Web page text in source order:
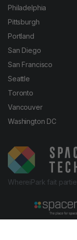
Philadelphia
Pittsburgh
Portland
San Diego
San Francisco
Seattle
Toronto
Vancouver
Washington DC
WhereiPark fait